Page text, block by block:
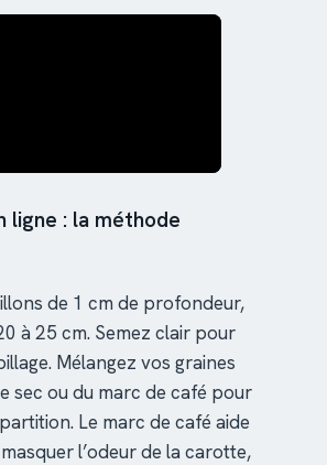
ligne : la méthode
de 1 cm de profondeur,
à 25 cm. Semez clair pour
Mélangez vos graines
sec ou du marc de café pour
Le marc de café aide
l’odeur de la carotte,